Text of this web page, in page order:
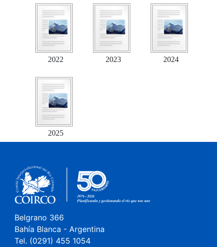
2022 2023 2024
2025
Belgrano 366
Bahía Blanca - Argentina
Tel. (0291) 455 1054